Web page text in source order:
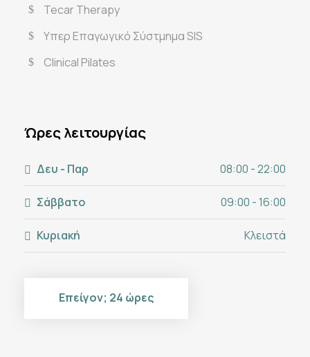
Tecar Therapy
Υπερ Επαγωγικό Σύστμημα SIS
Clinical Pilates
Ώρες λειτουργίας
Δευ - Παρ 08:00 - 22:00
Σάββατο 09:00 - 16:00
Κυριακή Κλειστά
Επείγον; 24 ώρες